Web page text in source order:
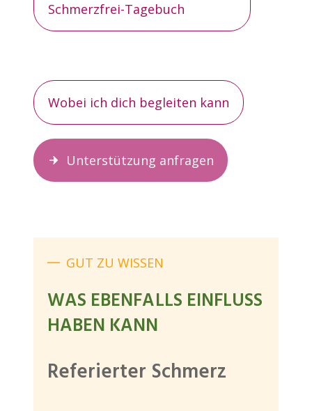
Schmerzfrei-Tagebuch
Wobei ich dich begleiten kann
Unterstützung anfragen
GUT ZU WISSEN
WAS EBENFALLS EINFLUSS
HABEN KANN
Referierter Schmerz